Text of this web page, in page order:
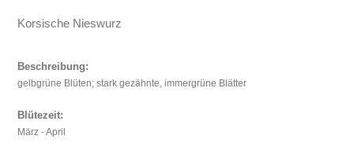
Korsische Nieswurz
Beschreibung:
gelbgrüne Blüten; stark gezähnte, immergrüne Blätter
Blütezeit:
März - April